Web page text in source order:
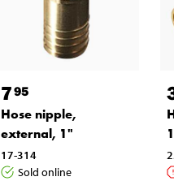
795
Hose nipple,
external, 1"
17-314
Sold online